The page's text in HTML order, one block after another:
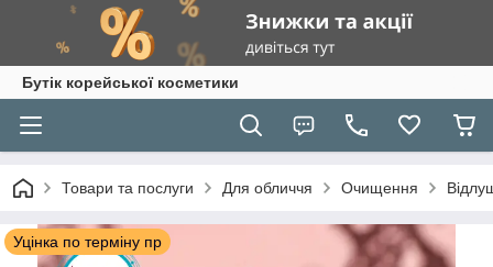
Бутік корейської косметики
Товари та послуги Для обличчя Очищення
Уцінка по терміну пр